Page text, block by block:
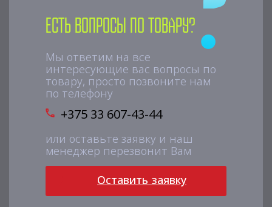
Есть вопросы по товару?
Мы ответим на все
интересующие вас вопросы по
товару, просто позвоните нам
по телефону
+375 33 607-43-44
или оставьте заявку и наш
менеджер перезвонит Вам
Оставить заявку